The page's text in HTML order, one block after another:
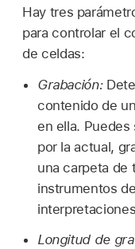
Hay tres
para controlar el
de celdas:
Grabación:
contenido de
en ella.
por la actual,
una carpeta de
instrumentos
Longitud de